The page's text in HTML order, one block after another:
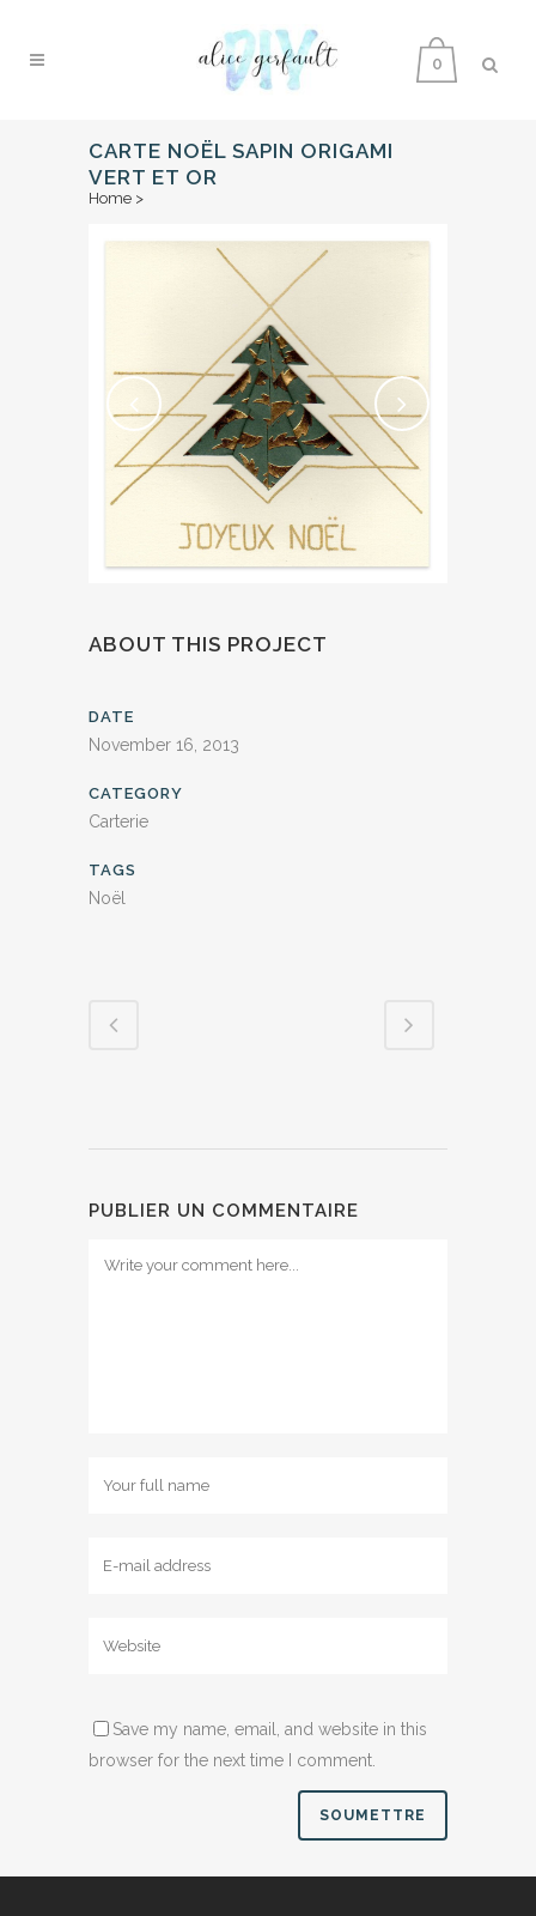
0
CARTE NOËL SAPIN ORIGAMI
VERT ET OR
Home >
ABOUT THIS PROJECT
DATE
November 16, 2013
CATEGORY
Carterie
TAGS
Noël
PUBLIER UN COMMENTAIRE
Save my name, email, and website in this
browser for the next time I comment.